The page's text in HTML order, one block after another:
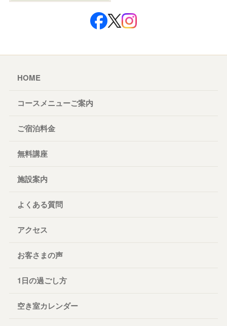
HOME
コースメニューご案内
ご宿泊料金
無料講座
施設案内
よくある質問
アクセス
お客さまの声
1日の過ごし方
空き室カレンダー